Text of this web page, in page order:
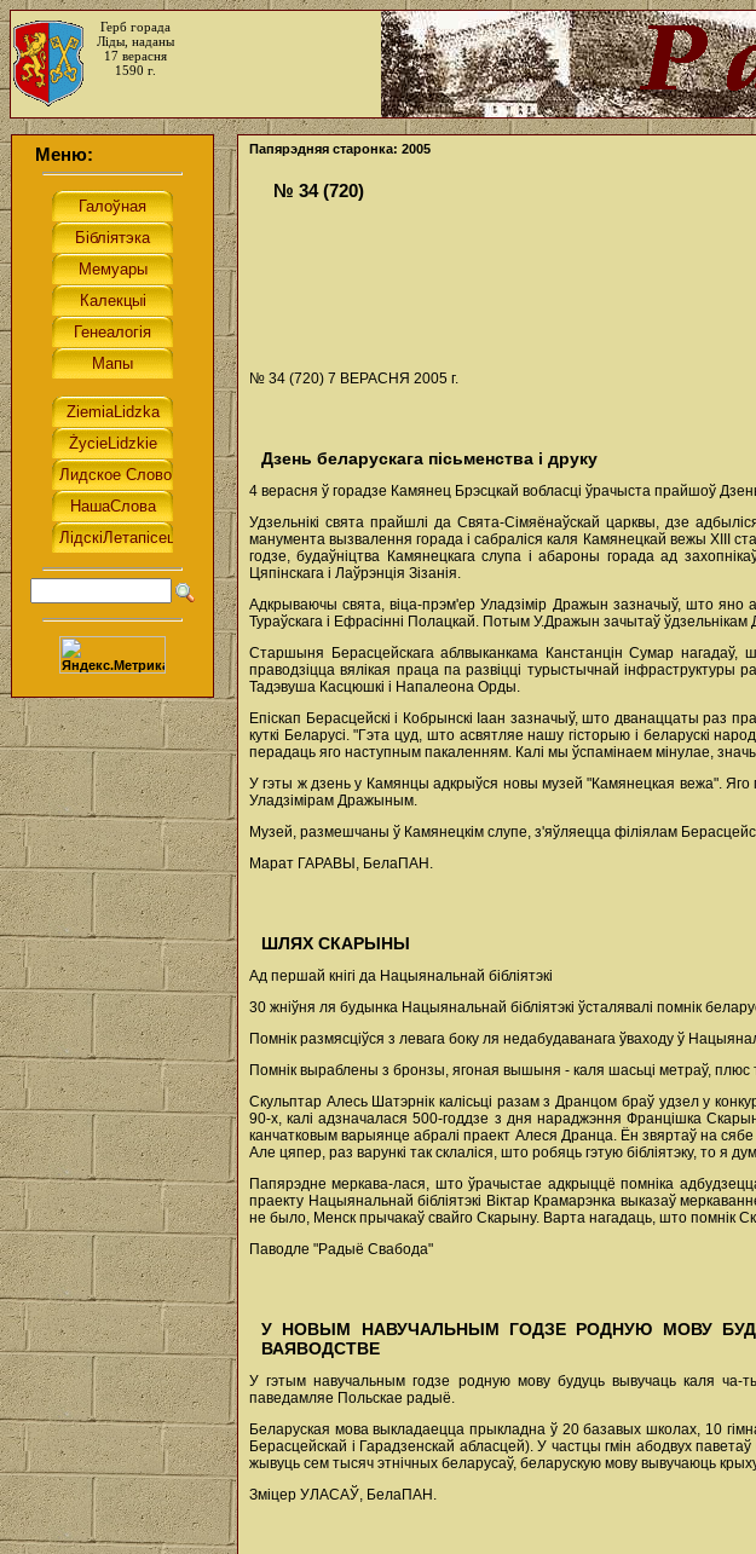
Герб горада
Ліды, наданы
17 верасня
1590 г.
Меню: Папярэдняя старонка: 2005
№ 34 (720)
№ 34 (720) 7 ВЕРАСНЯ 2005 г.
Дзень беларускага пісьменства і друку
4 верасня ў горадзе Камянец Брэсцкай вобласці ўрачыста прайшоў
Удзельнікі свята прайшлі да Свята-Сімяёнаўскай царквы, дзе
манумента вызвалення горада і сабраліся каля Камянецкай вежы ХІІІ
годзе, будаўніцтва Камянецкага слупа і абароны горада ад
Цяпінскага і Лаўрэнція Зізанія.
Адкрываючы свята, віца-прэм'ер Уладзімір Дражын зазначыў, што яно
Тураўскага і Ефрасінні Полацкай. Потым У.Дражын зачытаў ўдзельнікам
Старшыня Берасцейскага аблвыканкама Канстанцін Сумар нагадаў,
праводзіцца вялікая праца па развіцці турыстычнай інфраструктуры
Тадэвуша Касцюшкі і Напалеона Орды.
Епіскап Берасцейскі і Кобрынскі Іаан зазначыў, што дванаццаты раз
куткі Беларусі. "Гэта цуд, што асвятляе нашу гісторыю і беларускі
перадаць яго наступным пакаленням. Калі мы ўспамінаем мінулае,
У гэты ж дзень у Камянцы адкрыўся новы музей "Камянецкая вежа". Яго
Уладзімірам Дражыным.
Музей, размешчаны ў Камянецкім слупе, з'яўляецца філіялам
Марат ГАРАВЫ, БелаПАН.
ШЛЯХ СКАРЫНЫ
Ад першай кнігі да Нацыянальнай бібліятэкі
30 жніўня ля будынка Нацыянальнай бібліятэкі ўсталявалі помнік
Помнік размясціўся з левага боку ля недабудаванага ўваходу ў
Помнік выраблены з бронзы, ягоная вышыня - каля шасьці метраў,
Скульптар Алесь Шатэрнік калісьці разам з Дранцом браў удзел у
90-х, калі адзначалася 500-годдзе з дня нараджэння Францішка
канчатковым варыянце абралі праект Алеся Дранца. Ён звяртаў на
Але цяпер, раз варункі так склаліся, што робяць гэтую бібліятэку, то я
Папярэдне меркава-лася, што ўрачыстае адкрыццё помніка
праекту Нацыянальнай бібліятэкі Віктар Крамарэнка выказаў
не было, Менск прычакаў свайго Скарыну. Варта нагадаць, што помнік
Паводле "Радыё Свабода"
У НОВЫМ НАВУЧАЛЬНЫМ ГОДЗЕ РОДНУЮ МОВУ
ВАЯВОДСТВЕ
У гэтым навучальным годзе родную мову будуць вывучаць каля ча-
паведамляе Польскае радыё.
Беларуская мова выкладаецца прыкладна ў 20 базавых школах, 10
Берасцейскай і Гарадзенскай абласцей). У частцы гмін абодвух
жывуць сем тысяч этнічных беларусаў, беларускую мову вывучаюць
Зміцер УЛАСАЎ, БелаПАН.